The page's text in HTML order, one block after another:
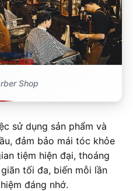
Shop
sử dụng sản phẩm và
đảm bảo mái tóc khỏe
tiệm hiện đại, thoáng
tối đa, biến mỗi lần
đáng nhớ.